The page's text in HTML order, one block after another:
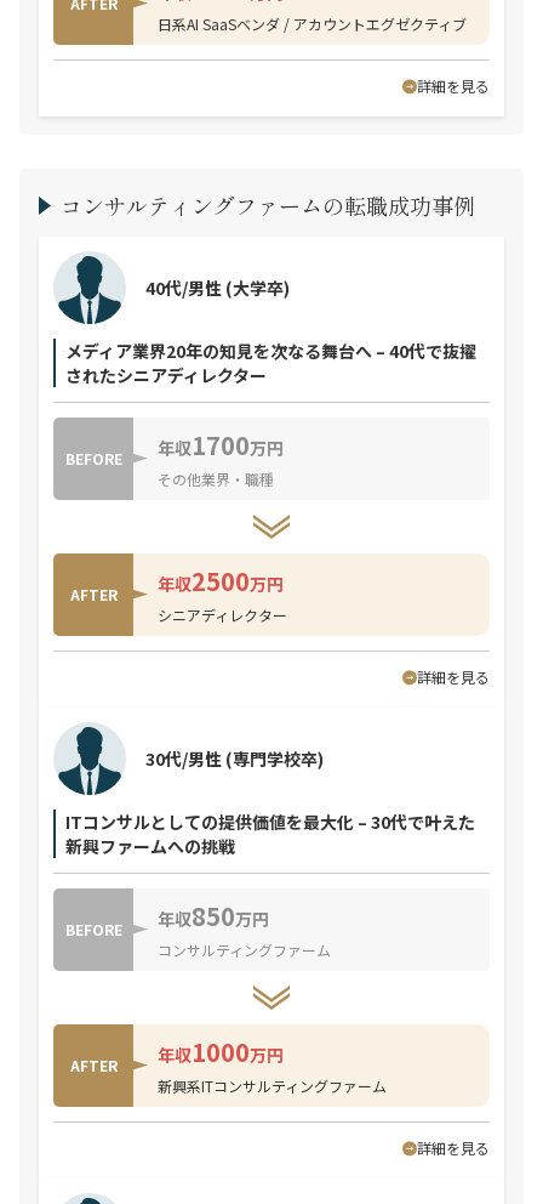
日系AI SaaSベンダ / アカウントエグゼクティブ
詳細を見る
コンサルティングファームの転職成功事例
メディア業界20年の知見を次なる舞台へ – 40代で抜擢
されたシニアディレクター
40代/男性 (大学卒)
BEFORE 年収1700万円
その他業界・職種
AFTER 年収2500万円
シニアディレクター
詳細を見る
ITコンサルとしての提供価値を最大化 – 30代で叶えた
新興ファームへの挑戦
30代/男性 (専門学校卒)
BEFORE 年収850万円
コンサルティングファーム
AFTER 年収1000万円
新興系ITコンサルティングファーム
詳細を見る